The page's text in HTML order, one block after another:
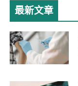
最新文章